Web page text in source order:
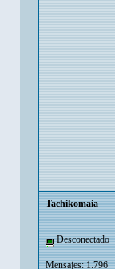
Tachikomaia
Desconectado
Mensajes: 1.796